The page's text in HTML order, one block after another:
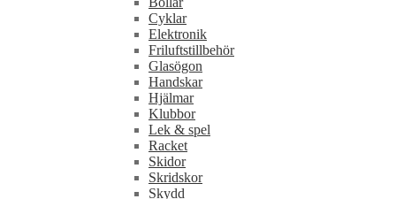
Cyklar
Elektronik
Friluftstillbehör
Glasögon
Handskar
Hjälmar
Klubbor
Lek & spel
Racket
Skidor
Skridskor
Skydd